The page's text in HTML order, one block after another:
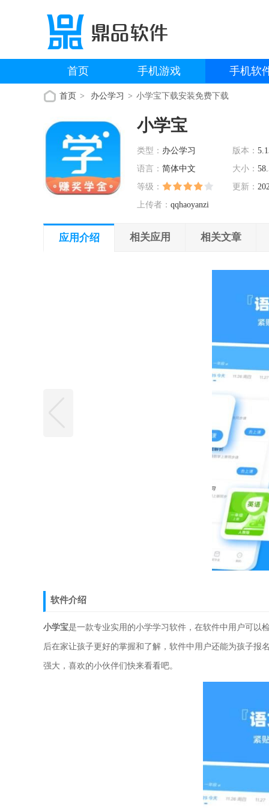
首页 手机游戏 手机软
首页 办公学习 小学宝下载安装免费下载
小学宝
类型： 办公学习 版本：
语言： 简体中文 大小：
等级：
更新：
上传者： qqhaoyanzi
应用介绍 相关应用 相关文章
软件介绍
小学宝是一款专业实用的小学学习软件，在软件中用户可以
后在家让孩子更好的掌握和了解，软件中用户还能为孩子报
强大，喜欢的小伙伴们快来看看吧。